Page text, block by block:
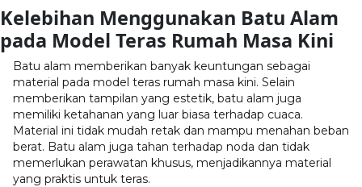
Kelebihan Menggunakan Batu Alam
pada Model Teras Rumah Masa Kini
Batu alam memberikan banyak keuntungan sebagai
material pada model teras rumah masa kini. Selain
memberikan tampilan yang estetik, batu alam juga
memiliki ketahanan yang luar biasa terhadap cuaca.
Material ini tidak mudah retak dan mampu menahan beban
berat. Batu alam juga tahan terhadap noda dan tidak
memerlukan perawatan khusus, menjadikannya material
yang praktis untuk teras.